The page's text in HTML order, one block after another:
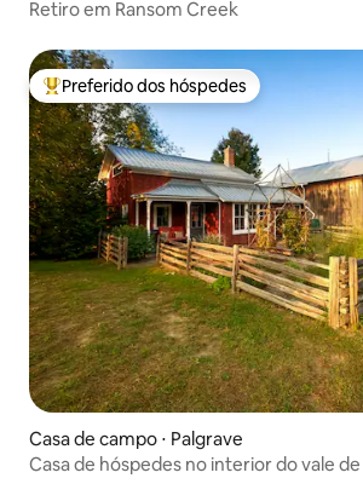
Retiro em Ransom Creek
Entre os melhores preferidos dos
Preferido dos hóspedes
Casa de campo ⋅ Palgrave
Casa de hóspedes no interior do vale